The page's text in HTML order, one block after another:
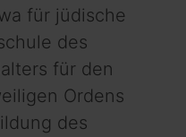
für jüdische
des
für den
Ordens
des